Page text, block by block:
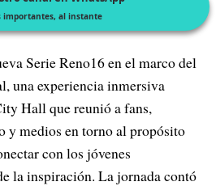
importantes, al instante
Serie Reno16 en el marco del
una experiencia inmersiva
Hall que reunió a fans,
y medios en torno al propósito
con los jóvenes
la inspiración. La jornada contó